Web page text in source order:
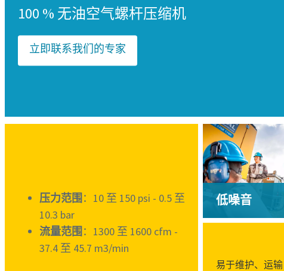
100 % 无油空气螺杆压缩机
立即联系我们的专家
压力范围 ：10 至 150 psi - 0.5 至
10.3 bar
流量范围 ：1300 至 1600 cfm -
37.4 至 45.7 m3/min
低噪音
易于维护、运输